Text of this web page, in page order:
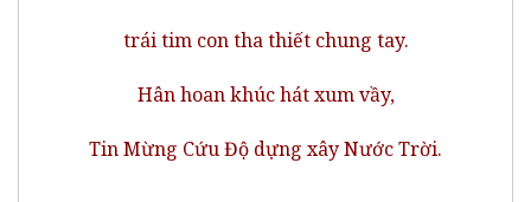
trái tim con tha thiết chung tay.
Hân hoan khúc hát xum vầy,
Tin Mừng Cứu Độ dựng xây Nước Trời.